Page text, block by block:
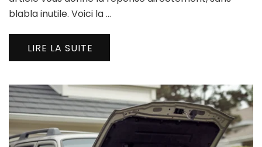
blabla inutile. Voici la …
LIRE LA SUITE